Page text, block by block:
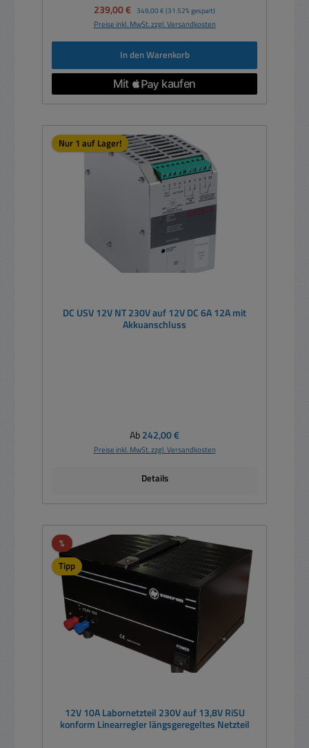
Verkaufspreis:
239,00 € Regulärer Preis:
349,00 € (31.52% gespart)
Preise inkl. MwSt. zzgl. Versandkosten
In den Warenkorb
Nur 1 auf Lager!
DC USV 12V NT 230V auf 12V DC 6A 12A mit
Akkuanschluss
Regulärer Preis:
Ab242,00 €
Preise inkl. MwSt. zzgl. Versandkosten
Details
%Rabatt
Tipp
12V 10A Labornetzteil 230V auf 13,8V RiSU
konform Linearregler längsgeregeltes Netzteil